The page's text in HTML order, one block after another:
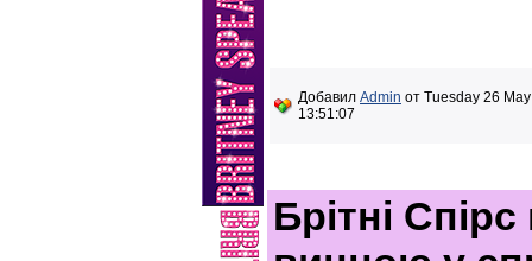
Добавил Admin от Tuesday 26
13:51:07
Брітні